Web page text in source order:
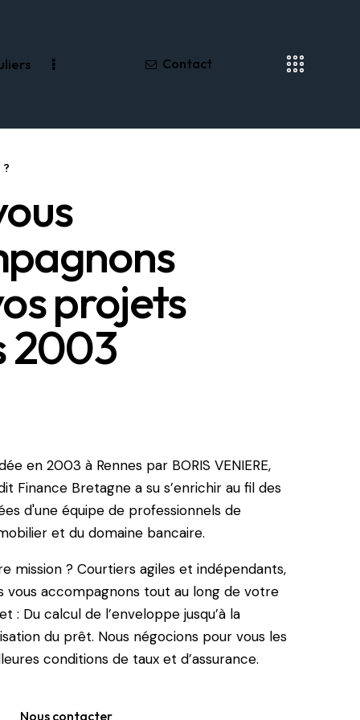
Contact
projets
2003
en 2003 à Rennes par BORIS VENIERE,
Finance Bretagne a su s’enrichir au fil des
d'une équipe de professionnels de
et du domaine bancaire.
mission ? Courtiers agiles et indépendants,
vous accompagnons tout au long de votre
: Du calcul de l’enveloppe jusqu’à la
du prêt. Nous négocions pour vous les
conditions de taux et d’assurance.
Nous contacter